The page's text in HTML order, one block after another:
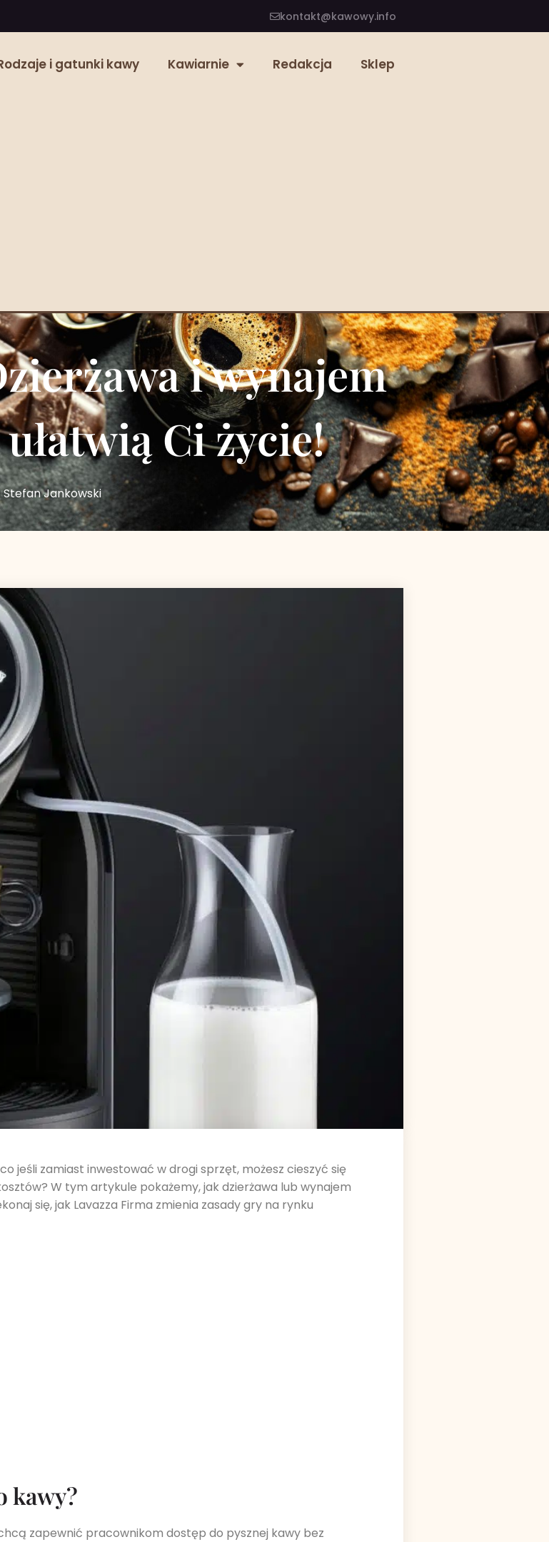
kontakt@kawowy.info
i gatunki kawy Kawiarnie Redakcja Sklep
i wynajem
Ci życie!
Stefan Jankowski
jeśli zamiast inwestować w drogi sprzęt, możesz cieszyć się
W tym artykule pokażemy, jak dzierżawa lub wynajem
się, jak Lavazza Firma zmienia zasady gry na rynku
kawy?
zapewnić pracownikom dostęp do pysznej kawy bez